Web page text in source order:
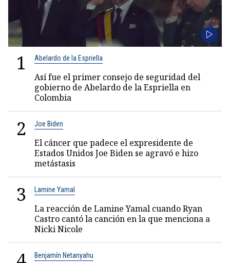
1 Abelardo de la Espriella
Así fue el primer consejo de seguridad del
gobierno de Abelardo de la Espriella en
Colombia
2 Joe Biden
El cáncer que padece el expresidente de
Estados Unidos Joe Biden se agravó e hizo
metástasis
3 Lamine Yamal
La reacción de Lamine Yamal cuando Ryan
Castro cantó la canción en la que menciona a
Nicki Nicole
Benjamín Netanyahu